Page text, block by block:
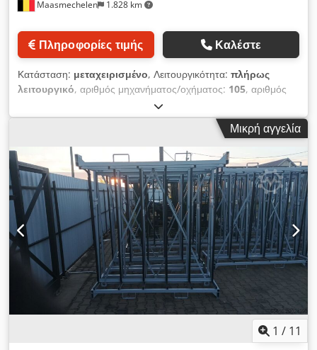
εταιρεία μας προμηθεύει ράφια αποθήκευσης υαλοπινάκων
εντός ΕΕ και διεθνώς.
Maasmechelen 1.828 km
Πληροφορίες τιμής Καλέστε
Κατάσταση: μεταχειρισμένο, Λειτουργικότητα: πλήρως
λειτουργικό, αριθμός μηχανήματος/οχήματος: 105, αριθμός
, συνολικό πλάτος:
Jumbo 12 θέσεων 10 χειροκίνητα μετακινούμενα ράφια με
τακάκια 150mm + 2 σταθερές θέσεις με τακάκια 350mm
(10.000Kg το καθένα) Διαθέσιμο από απόθεμα (έτοιμο για
μεταφορά, πλήρες φορτίο) Dedpowu N D Ijfx An Eekr
Μικρή αγγελία
1 / 11